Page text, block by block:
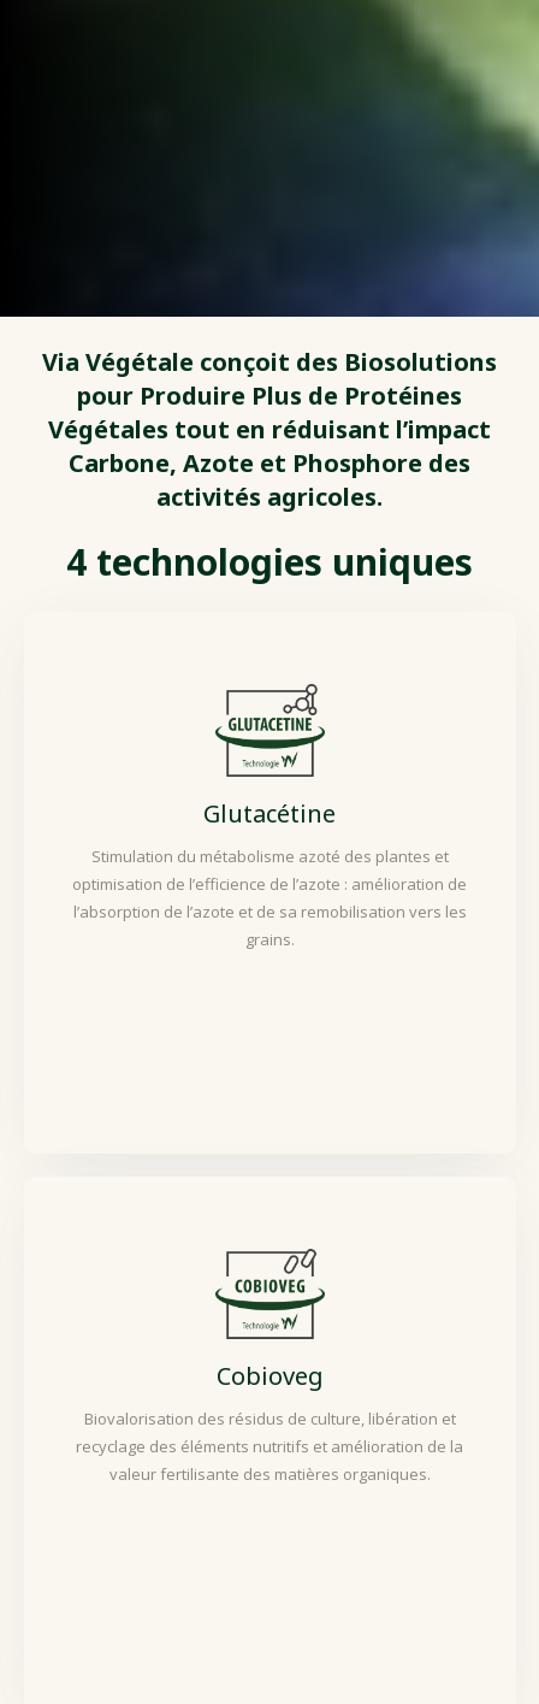
Via Végétale conçoit des Biosolutions
pour Produire Plus de Protéines
Végétales tout en réduisant l’impact
Carbone, Azote et Phosphore des
activités agricoles.
4 technologies uniques
Glutacétine
Stimulation du métabolisme azoté des plantes et
optimisation de l’efficience de l’azote : amélioration de
l’absorption de l’azote et de sa remobilisation vers les
grains.
Cobioveg
Biovalorisation des résidus de culture, libération et
recyclage des éléments nutritifs et amélioration de la
valeur fertilisante des matières organiques.